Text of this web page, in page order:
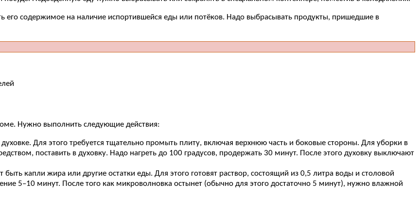
его содержимое на наличие испортившейся еды или потёков. Надо выбрасывать продукты, пришедшие в
Нужно выполнить следующие действия:
Для этого требуется тщательно промыть плиту, включая верхнюю часть и боковые стороны. Для уборки в
поставить в духовку. Надо нагреть до 100 градусов, продержать 30 минут. После этого духовку выключают
капли жира или другие остатки еды. Для этого готовят раствор, состоящий из 0,5 литра воды и столовой
5–10 минут. После того как микроволновка остынет (обычно для этого достаточно 5 минут), нужно влажной